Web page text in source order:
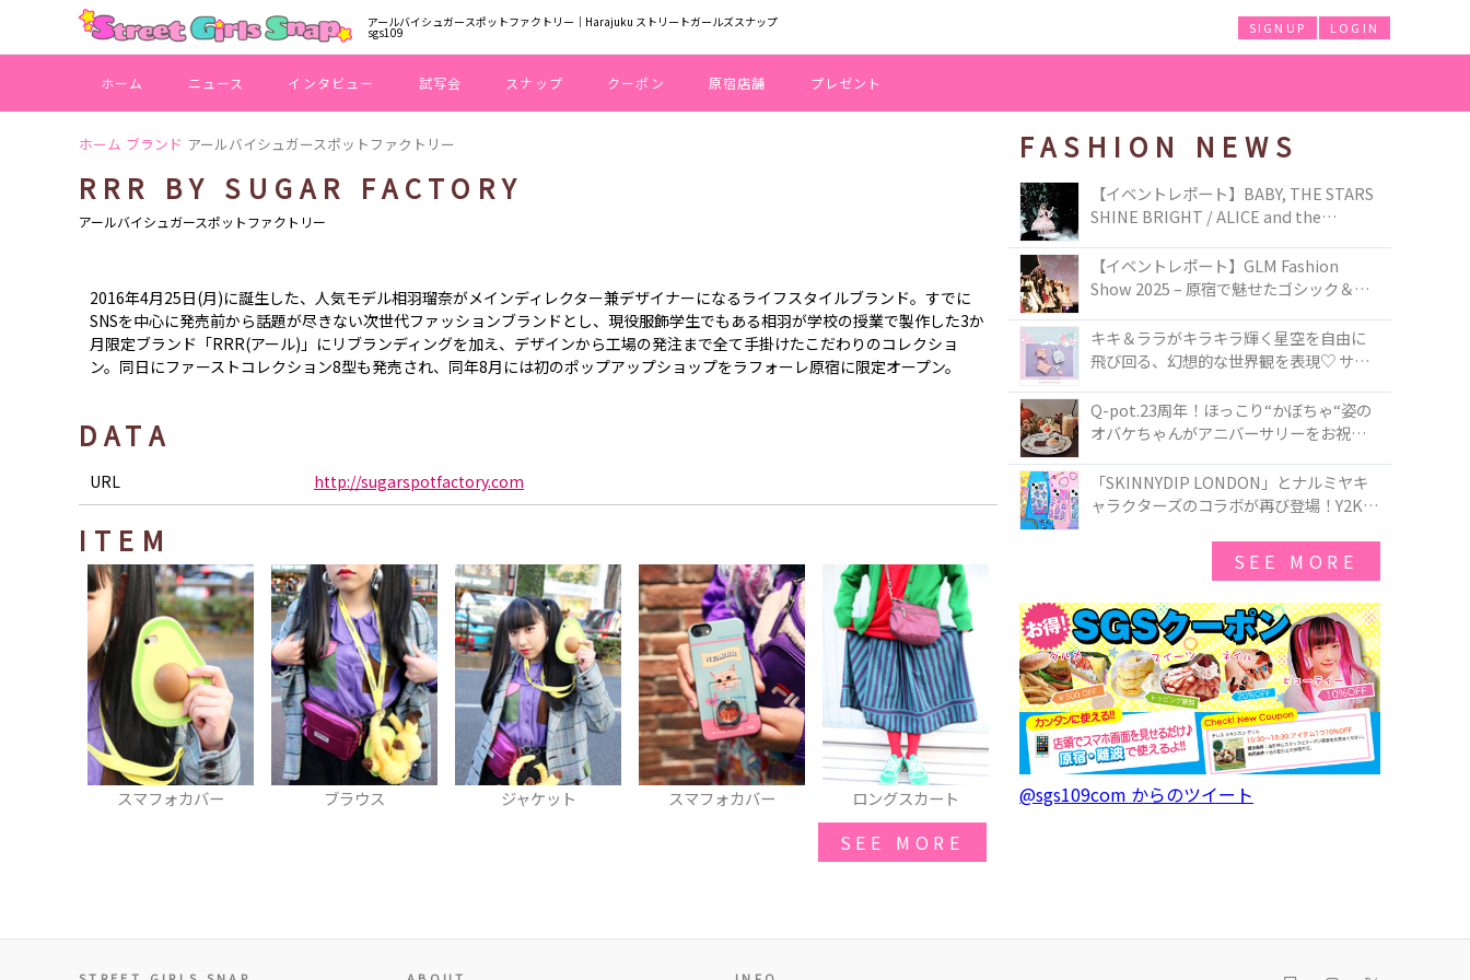
アールバイシュガースポットファクトリー｜Harajuku ストリートガールズスナップ
sgs109 LOGIN
SIGNUP
ホーム ニュース インタビュー 試写会 スナップ クーポン 原宿店舗 プレゼント
ホーム ブランド アールバイシュガースポットファクトリー
RRR BY SUGAR FACTORY
アールバイシュガースポットファクトリー
2016年4月25日(月)に誕生した、人気モデル相羽瑠奈がメインディレクター兼デザイナーになるライフスタイルブランド。すでに
SNSを中心に発売前から話題が尽きない次世代ファッションブランドとし、現役服飾学生でもある相羽が学校の授業で製作した3か
月限定ブランド「RRR(アール)」にリブランディングを加え、デザインから工場の発注まで全て手掛けたこだわりのコレクショ
ン。同日にファーストコレクション8型も発売され、同年8月には初のポップアップショップをラフォーレ原宿に限定オープン。
DATA
URL http://sugarspotfactory.com
ITEM
スマフォカバー ブラウス ジャケット スマフォカバー ロングスカート
SEE MORE
FASHION NEWS
【イベントレポート】BABY, THE STARS
SHINE BRIGHT / ALICE and the
TOKYO
【イベントレポート】GLM Fashion
Show 2025 – 原宿で魅せたゴシック＆ロ
キキ＆ララがキラキラ輝く星空を自由に
飛び回る、幻想的な世界観を表現♡ サマ
50周年アニバーサリーイヤー』を記念し
たコレクションが登場
Q-pot.23周年！ほっこり“かぼちゃ“姿の
オバケちゃんがアニバーサリーをお祝い
ー」が新発売！Q-pot CAFE.では「かぼち
ゃのオバケーキプレート」も登場
「SKINNYDIP LONDON」とナルミヤキ
ャラクターズのコラボが再び登場！Y2Kム
SEE MORE
@sgs109com からのツイート